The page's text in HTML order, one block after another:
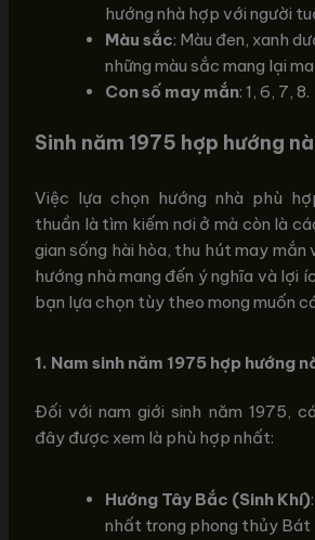
hướng nhà hợp với người
Màu sắc: Màu đen, xanh
những màu sắc mang lại
Con số may mắn: 1, 6, 7, 8.
Sinh năm 1975 hợp hướng
Việc lựa chọn hướng nhà phù
thuần là tìm kiếm nơi ở mà còn là
gian sống hài hòa, thu hút may mắn
hướng nhà mang đến ý nghĩa và lợi
bạn lựa chọn tùy theo mong muốn
1. Nam sinh năm 1975 hợp hướng
Đối với nam giới sinh năm 1975,
đây được xem là phù hợp nhất:
Hướng Tây Bắc (Sinh Khí)
nhất trong phong thủy Bát